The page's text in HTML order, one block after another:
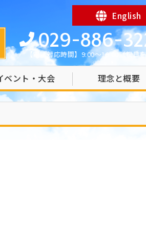
029-886-
【電話対応時間】9:00～19:00（祝日を
English
ベント・大会 理念と概要